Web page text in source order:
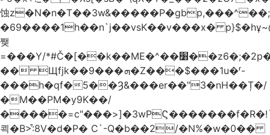
蚀
�69����1h��n`j��vsK��v���x�
쨎
=���Y/*#Č�[��k��ME�^��׸��z6�;�2p�"��f�3mn�Y�Y�
�� Щfjk��ܗ���9�Z���$���1u�ʳ-
���h�qf�5��Ȝ&���er��"3�nH��Ț�/
�M��PM�y9K��/
쾩�B>:͒8V�d�P� C`-Q�b��2/�N%�w�0��